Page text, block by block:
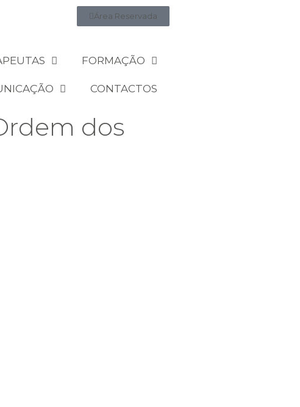
Área Reservada
FORMAÇÃO
CONTACTOS
dos